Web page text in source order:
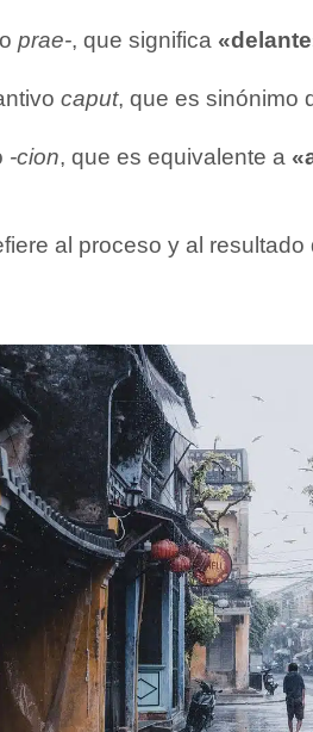
prae-, que significa
caput, que es sinónimo
-cion, que es equivalente a
al proceso y al resultado